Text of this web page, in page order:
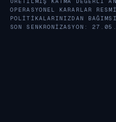
OPERASYONEL KARARLAR
POLITIKALARINIZDAN
SON SENKRONIZASYON: